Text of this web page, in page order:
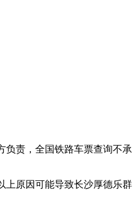
责， 全国铁路车票查询不承
上原因可能导致长沙厚德乐群